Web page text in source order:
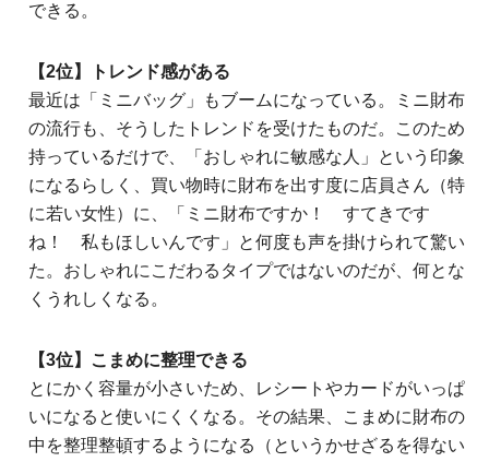
できる。
【2位】トレンド感がある
最近は「ミニバッグ」もブームになっている。ミニ財布
の流行も、そうしたトレンドを受けたものだ。このため
持っているだけで、「おしゃれに敏感な人」という印象
になるらしく、買い物時に財布を出す度に店員さん（特
に若い女性）に、「ミニ財布ですか！ すてきです
ね！ 私もほしいんです」と何度も声を掛けられて驚い
た。おしゃれにこだわるタイプではないのだが、何とな
くうれしくなる。
【3位】こまめに整理できる
とにかく容量が小さいため、レシートやカードがいっぱ
いになると使いにくくなる。その結果、こまめに財布の
中を整理整頓するようになる（というかせざるを得ない